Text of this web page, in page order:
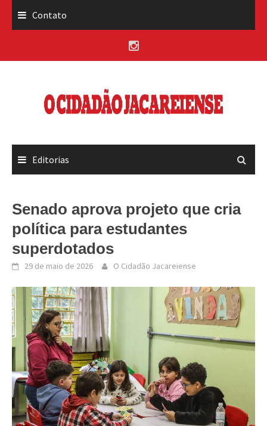
Contato
Editorias
Senado aprova projeto que cria
política para estudantes
superdotados
29 de maio de 2026 O Cidadão Jacareiense